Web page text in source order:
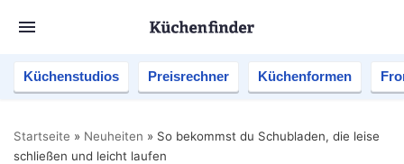
Küchenstudios Preisrechner Küchenformen
Startseite » Neuheiten » So bekommst du Schubladen, die leise
schließen und leicht laufen